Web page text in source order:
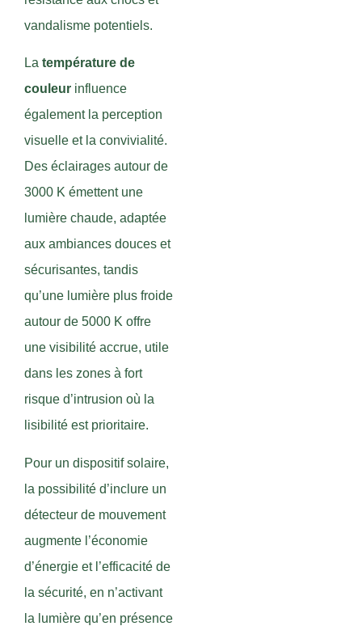
vandalisme potentiels.
La température de
couleur influence
également la perception
visuelle et la convivialité.
Des éclairages autour de
3000 K émettent une
lumière chaude, adaptée
aux ambiances douces et
sécurisantes, tandis
qu’une lumière plus froide
autour de 5000 K offre
une visibilité accrue, utile
dans les zones à fort
risque d’intrusion où la
lisibilité est prioritaire.
Pour un dispositif solaire,
la possibilité d’inclure un
détecteur de mouvement
augmente l’économie
d’énergie et l’efficacité de
la sécurité, en n’activant
la lumière qu’en présence